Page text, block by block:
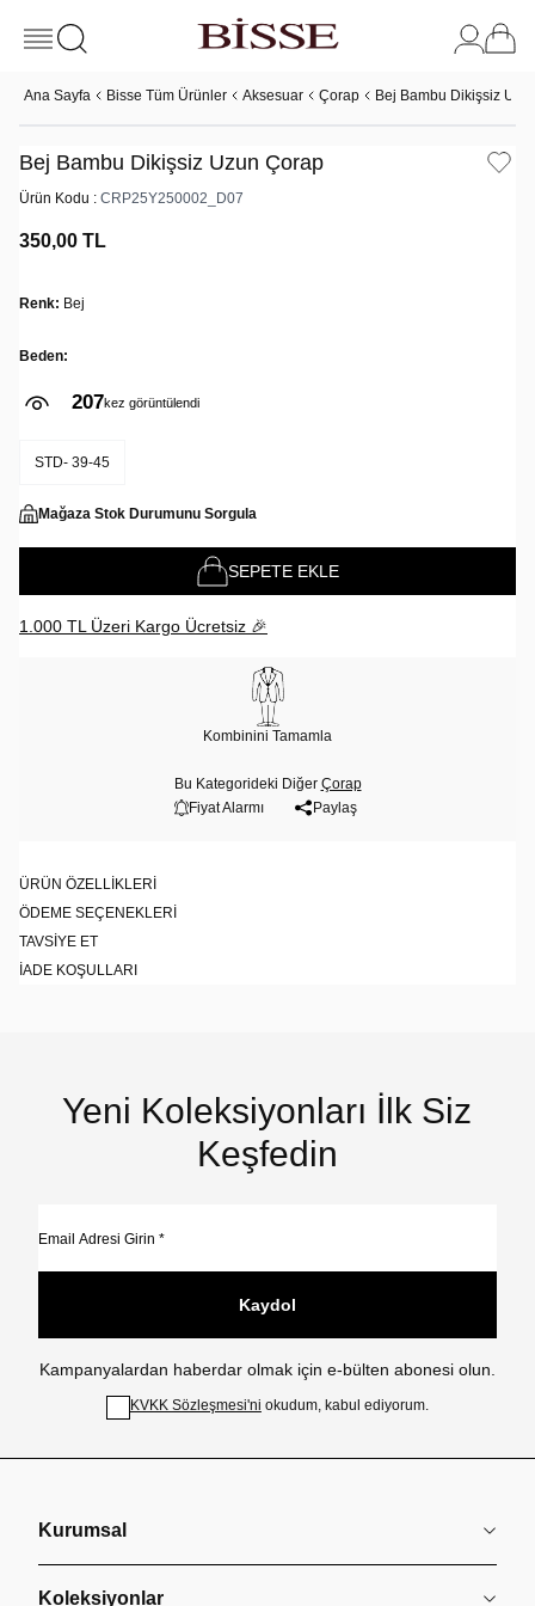
Ana Sayfa Bisse Tüm Ürünler Aksesuar Çorap Bej Bambu Dikişsiz
Bej Bambu Dikişsiz Uzun Çorap
Ürün Kodu : CRP25Y250002_D07
350,00 TL
Renk: Bej
Beden:
207kez görüntülendi
6kez satın alındı
STD- 39-45
Mağaza Stok Durumunu Sorgula
SEPETE EKLE
1.000 TL Üzeri Kargo Ücretsiz 🎉
Kombinini Tamamla
Bu Kategorideki Diğer Çorap
Fiyat Alarmı
Paylaş
ÜRÜN ÖZELLIKLERI
ÖDEME SEÇENEKLERI
TAVSIYE ET
İADE KOŞULLARI
Yeni Koleksiyonları İlk Siz
Keşfedin
Kaydol
Kampanyalardan haberdar olmak için e-bülten abonesi olun.
KVKK Sözleşmesi'ni okudum, kabul ediyorum.
Kurumsal
Koleksiyonlar